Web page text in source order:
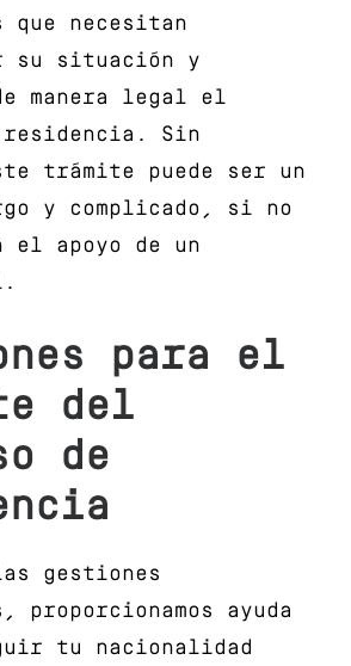
que necesitan
su situación y
manera legal el
residencia. Sin
trámite puede ser un
y complicado, si no
el apoyo de un
para el
del
de
gestiones
proporcionamos ayuda
tu nacionalidad